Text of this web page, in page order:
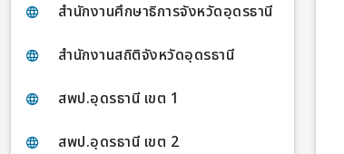
สำนักงานศึกษาธิการจังหวัดอุดรธานี
สำนักงานสถิติจังหวัดอุดรธานี
สพป.อุดรธานี เขต 1
สพป.อุดรธานี เขต 2